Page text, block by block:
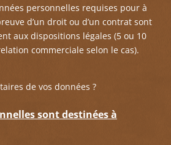
personnelles requises pour à
d’un droit ou d’un contrat sont
aux dispositions légales (5 ou 10
commerciale selon le cas).
de vos données ?
sont destinées à